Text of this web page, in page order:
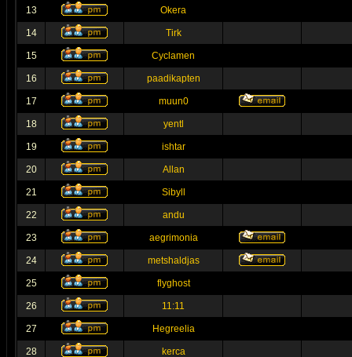
13 Okera
14 Tirk
15 Cyclamen
16 paadikapten
17 muun0
18 yentl
19 ishtar
20 Allan
21 Sibyll
22 andu
23 aegrimonia
24 metshaldjas
25 flyghost
26 11:11
27 Hegreelia
28 kerca